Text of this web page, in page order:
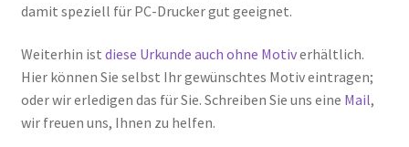
damit speziell für PC-Drucker gut geeignet.
Weiterhin ist diese Urkunde auch ohne Motiverhältlich.
Hier können Sie selbst Ihr gewünschtes Motiv eintragen;
oder wir erledigen das für Sie. Schreiben Sie uns eine Mail,
wir freuen uns, Ihnen zu helfen.